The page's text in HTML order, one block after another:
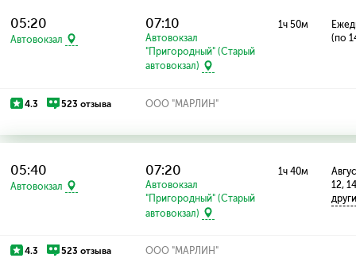
05:20
Автовокзал
07:10
Автовокзал
"Пригородный" (Старый
автовокзал)
1ч 50м
(по
4.3 523 отзыва ООО "МАРЛИН"
05:40
Автовокзал
07:20
Автовокзал
"Пригородный" (Старый
автовокзал)
1ч 40м
12,
4.3 523 отзыва ООО "МАРЛИН"